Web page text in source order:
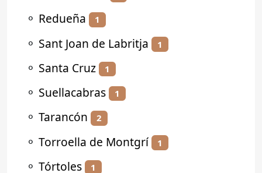
⚬ Redueña 1
⚬ Sant Joan de Labritja 1
⚬ Santa Cruz 1
⚬ Suellacabras 1
⚬ Tarancón 2
⚬ Torroella de Montgrí 1
⚬ Tórtoles 1